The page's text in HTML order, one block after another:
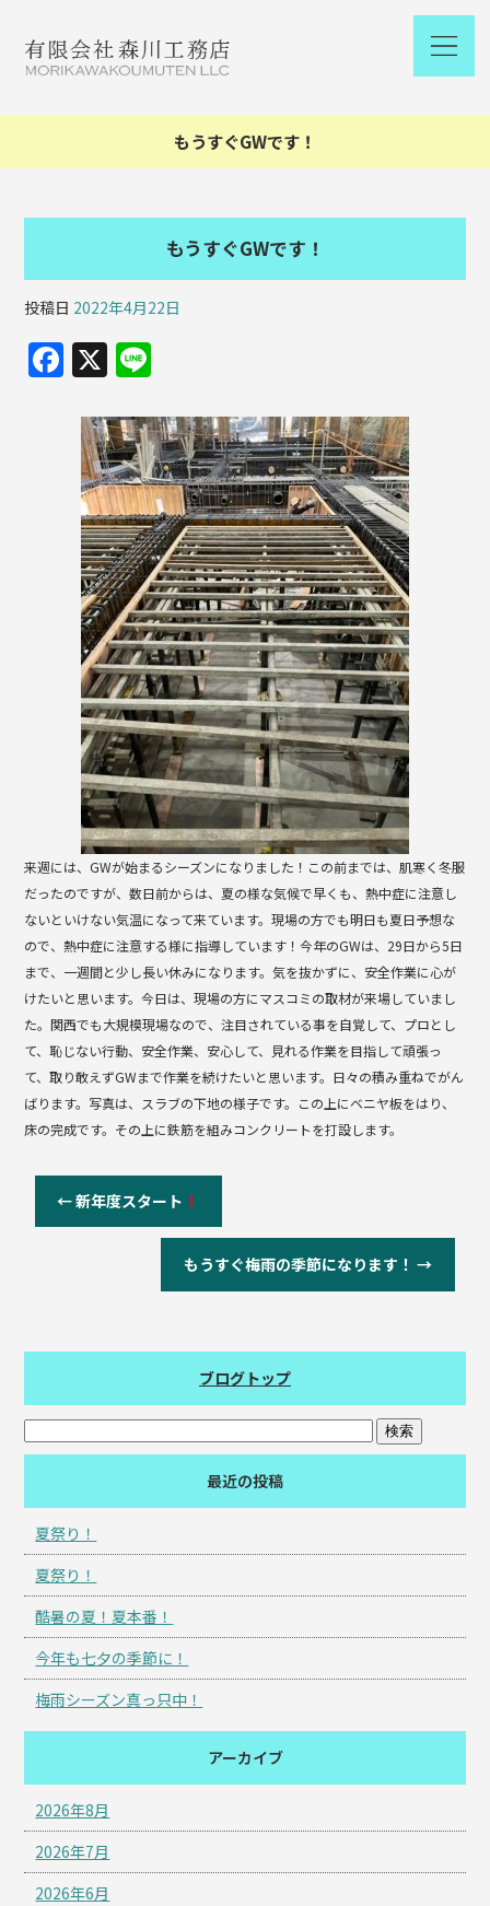
もうすぐGWです！
もうすぐGWです！
投稿日 2022年4月22日
F
c
e
b
o
o
k
X
e
来週には、GWが始まるシーズンになりました！この前までは、肌寒く冬服
だったのですが、数日前からは、夏の様な気候で早くも、熱中症に注意し
ないといけない気温になって来ています。現場の方でも明日も夏日予想な
ので、熱中症に注意する様に指導しています！今年のGWは、29日から5日
まで、一週間と少し長い休みになります。気を抜かずに、安全作業に心が
けたいと思います。今日は、現場の方にマスコミの取材が来場していまし
た。関西でも大規模現場なので、注目されている事を自覚して、プロとし
て、恥じない行動、安全作業、安心して、見れる作業を目指して頑張っ
て、取り敢えずGWまで作業を続けたいと思います。日々の積み重ねでがん
ばります。写真は、スラブの下地の様子です。この上にベニヤ板をはり、
床の完成です。その上に鉄筋を組みコンクリートを打設します。
←新年度スタート
もうすぐ梅雨の季節になります！ →
ブログトップ
最近の投稿
夏祭り！
夏祭り！
酷暑の夏！夏本番！
今年も七夕の季節に！
梅雨シーズン真っ只中！
アーカイブ
2026年8月
2026年7月
2026年6月